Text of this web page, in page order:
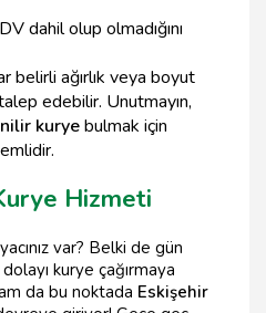
dahil olup olmadığını
belirli ağırlık veya boyut
edebilir. Unutmayın,
kuryebulmak için
Hizmeti
var? Belki de gün
kurye çağırmaya
da bu noktada Eskişehir